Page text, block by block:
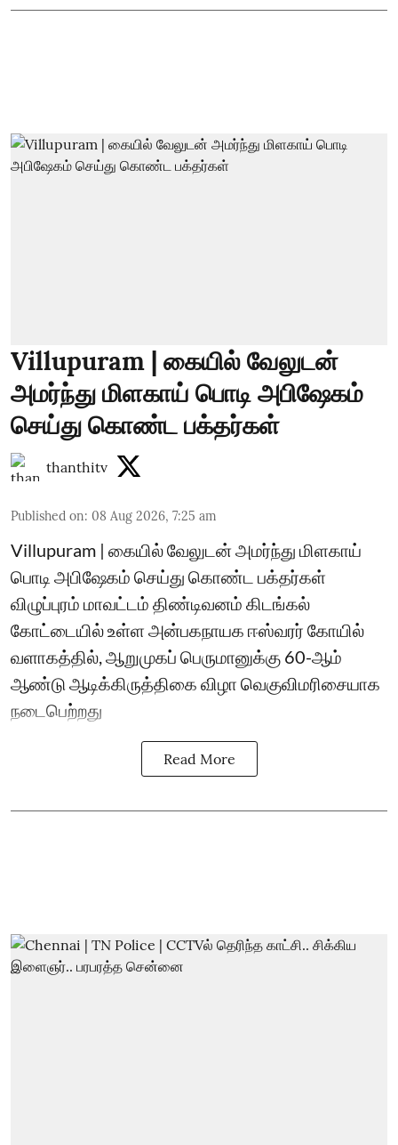
Villupuram | கையில் வேலுடன்
அமர்ந்து மிளகாய் பொடி அபிஷேகம்
செய்து கொண்ட பக்தர்கள்
thanthitv
Published on: 08 Aug 2026, 7:25 am
Villupuram | கையில் வேலுடன் அமர்ந்து மிளகாய்
பொடி அபிஷேகம் செய்து கொண்ட பக்தர்கள்
விழுப்புரம் மாவட்டம் திண்டிவனம் கிடங்கல்
கோட்டையில் உள்ள அன்பகநாயக ஈஸ்வரர் கோயில்
வளாகத்தில், ஆறுமுகப் பெருமானுக்கு 60-ஆம்
ஆண்டு ஆடிக்கிருத்திகை விழா வெகுவிமரிசையாக
நடைபெற்றது
Read More